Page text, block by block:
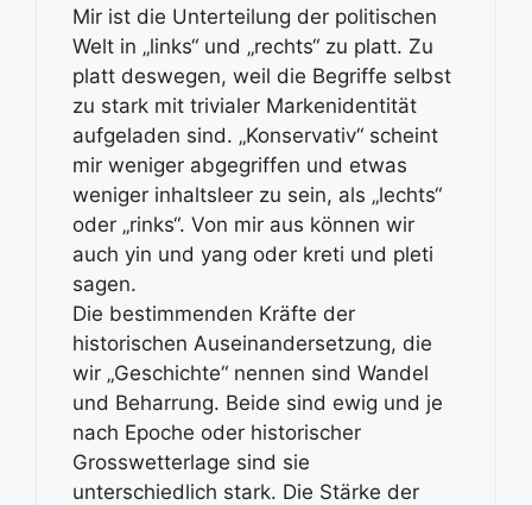
Mir ist die Unterteilung der politischen
Welt in „links“ und „rechts“ zu platt. Zu
platt deswegen, weil die Begriffe selbst
zu stark mit trivialer Markenidentität
aufgeladen sind. „Konservativ“ scheint
mir weniger abgegriffen und etwas
weniger inhaltsleer zu sein, als „lechts“
oder „rinks“. Von mir aus können wir
auch yin und yang oder kreti und pleti
sagen.
Die bestimmenden Kräfte der
historischen Auseinandersetzung, die
wir „Geschichte“ nennen sind Wandel
und Beharrung. Beide sind ewig und je
nach Epoche oder historischer
Grosswetterlage sind sie
unterschiedlich stark. Die Stärke der